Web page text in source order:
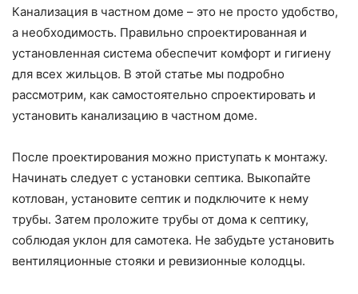
Канализация в частном доме – это не просто удобство,
а необходимость. Правильно спроектированная и
установленная система обеспечит комфорт и гигиену
для всех жильцов. В этой статье мы подробно
рассмотрим, как самостоятельно спроектировать и
установить канализацию в частном доме.
После проектирования можно приступать к монтажу.
Начинать следует с установки септика. Выкопайте
котлован, установите септик и подключите к нему
трубы. Затем проложите трубы от дома к септику,
соблюдая уклон для самотека. Не забудьте установить
вентиляционные стояки и ревизионные колодцы.